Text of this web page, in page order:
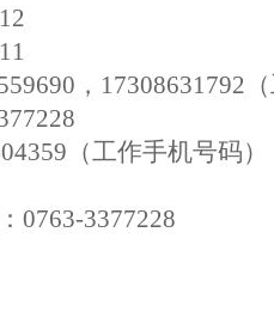
，17308631792
（工作手机号码）
0763-3377228